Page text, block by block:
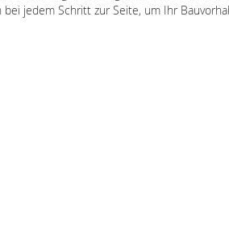
jedem Schritt zur Seite, um Ihr